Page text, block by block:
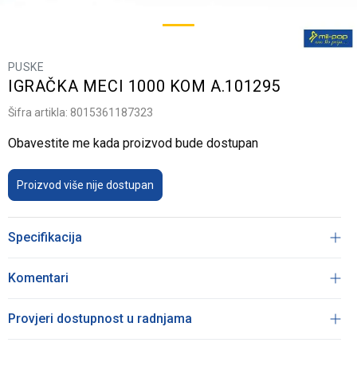
PUSKE
IGRAČKA MECI 1000 KOM A.101295
Šifra artikla: 8015361187323
Obavestite me kada proizvod bude dostupan
Proizvod više nije dostupan
Specifikacija
Komentari
Provjeri dostupnost u radnjama